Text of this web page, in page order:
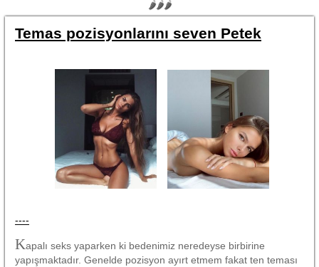
🌶🌶🌶
Temas pozisyonlarını seven Petek
----
Kapalı seks yaparken ki bedenimiz neredeyse birbirine
yapışmaktadır. Genelde pozisyon ayırt etmem fakat ten teması